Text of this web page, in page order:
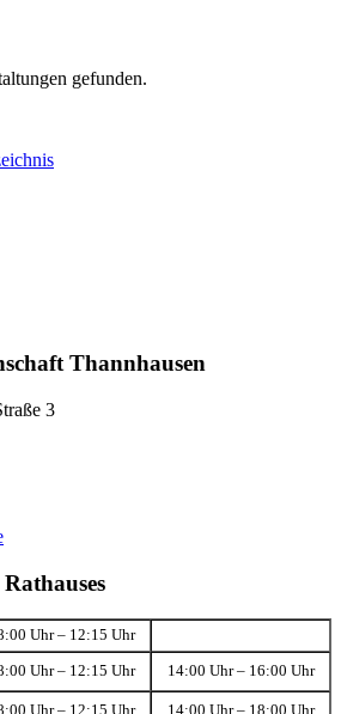
gefunden.
Thannhausen
3
Uhr – 12:15 Uhr
Uhr – 12:15 Uhr 14:00 Uhr – 16:00 Uhr